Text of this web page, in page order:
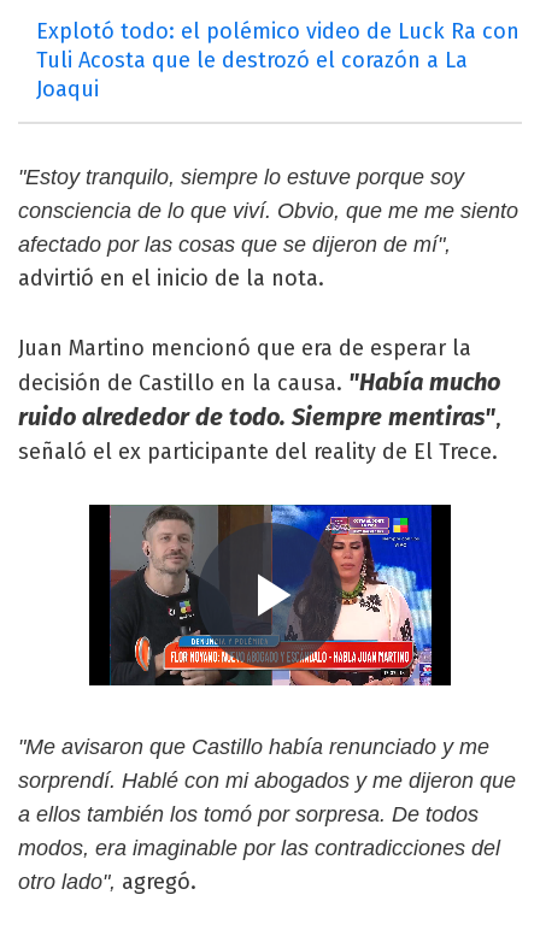
Explotó todo: el polémico video de Luck Ra con
Tuli Acosta que le destrozó el corazón a La
Joaqui
"Estoy tranquilo, siempre lo estuve porque soy
consciencia de lo que viví. Obvio, que me me siento
afectado por las cosas que se dijeron de mí",
advirtió en el inicio de la nota.
Juan Martino mencionó que era de esperar la
decisión de Castillo en la causa. "Había mucho
ruido alrededor de todo. Siempre mentiras",
señaló el ex participante del reality de El Trece.
"Me avisaron que Castillo había renunciado y me
sorprendí. Hablé con mi abogados y me dijeron que
a ellos también los tomó por sorpresa. De todos
modos, era imaginable por las contradicciones del
otro lado", agregó.